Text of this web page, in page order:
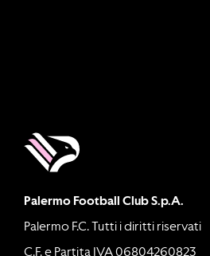
Palermo Football Club S.p.A.
Palermo F.C. Tutti i diritti riservati
C.F. e Partita IVA 06804260823